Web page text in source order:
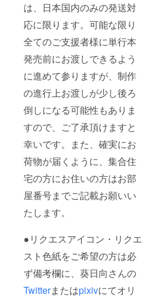
は、日本国内のみの発送対
応に限ります。可能な限り
全てのご支援者様に単行本
発売前にお渡しできるよう
に進めて参りますが、制作
の進行上お渡しが少し後ろ
倒しになる可能性もありま
すので、ご了承頂けますと
幸いです。また、確実にお
荷物が届くように、集合住
宅の方にお住いの方はお部
屋番号までご記載お願いい
たします。
●リクエスアイコン・リクエ
スト色紙をご希望の方は必
ず備考欄に、葵日向さんの
Twitterまたはpixivにてオリ